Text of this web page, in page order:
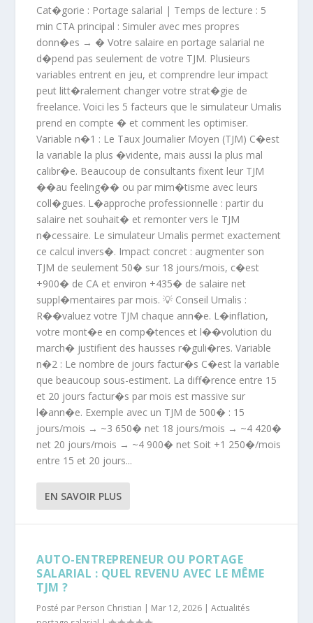
Cat�gorie : Portage salarial | Temps de lecture : 5
min CTA principal : Simuler avec mes propres
donn�es → � Votre salaire en portage salarial ne
d�pend pas seulement de votre TJM. Plusieurs
variables entrent en jeu, et comprendre leur impact
peut litt�ralement changer votre strat�gie de
freelance. Voici les 5 facteurs que le simulateur Umalis
prend en compte � et comment les optimiser.
Variable n�1 : Le Taux Journalier Moyen (TJM) C�est
la variable la plus �vidente, mais aussi la plus mal
calibr�e. Beaucoup de consultants fixent leur TJM
��au feeling�� ou par mim�tisme avec leurs
coll�gues. L�approche professionnelle : partir du
salaire net souhait� et remonter vers le TJM
n�cessaire. Le simulateur Umalis permet exactement
ce calcul invers�. Impact concret : augmenter son
TJM de seulement 50� sur 18 jours/mois, c�est
+900� de CA et environ +435� de salaire net
suppl�mentaires par mois. 💡 Conseil Umalis :
R��valuez votre TJM chaque ann�e. L�inflation,
votre mont�e en comp�tences et l��volution du
march� justifient des hausses r�guli�res. Variable
n�2 : Le nombre de jours factur�s C�est la variable
que beaucoup sous-estiment. La diff�rence entre 15
et 20 jours factur�s par mois est massive sur
l�ann�e. Exemple avec un TJM de 500� : 15
jours/mois → ~3 650� net 18 jours/mois → ~4 420�
net 20 jours/mois → ~4 900� net Soit +1 250�/mois
entre 15 et 20 jours...
EN SAVOIR PLUS
AUTO-ENTREPRENEUR OU PORTAGE
SALARIAL : QUEL REVENU AVEC LE MÊME
TJM ?
Posté par Person Christian | Mar 12, 2026 |Actualités